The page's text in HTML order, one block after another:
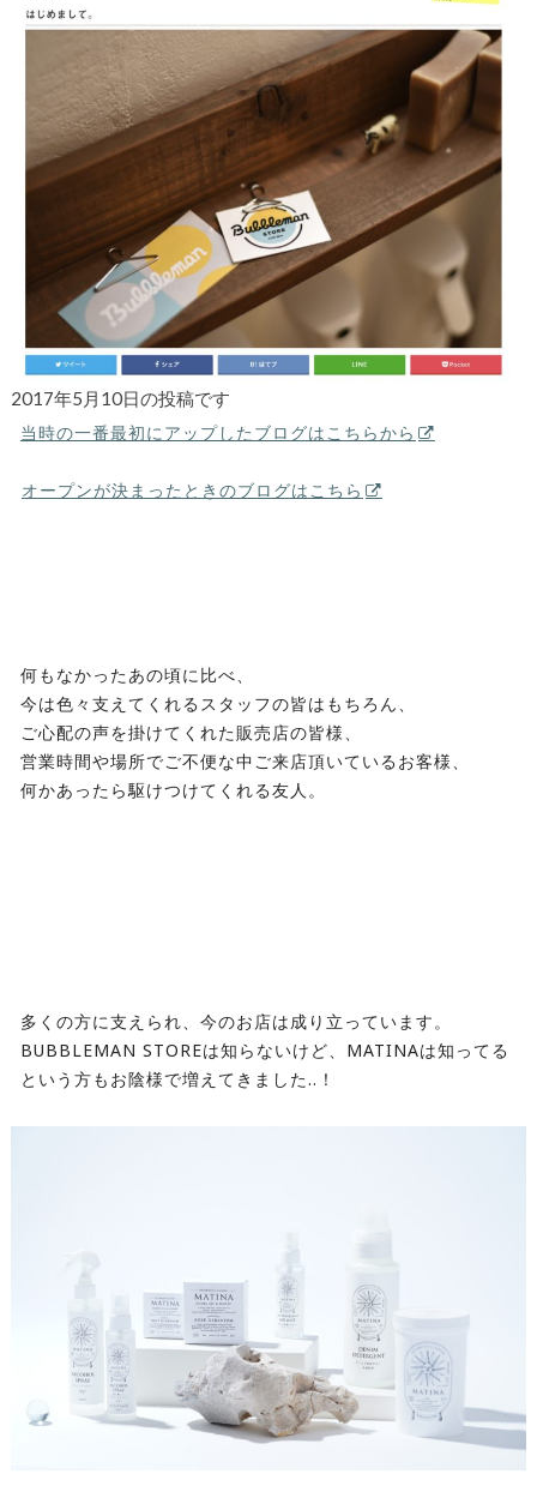
2017年5月10日の投稿です
当時の一番最初にアップしたブログはこちらから
オープンが決まったときのブログはこちら
何もなかったあの頃に比べ、
今は色々支えてくれるスタッフの皆はもちろん、
ご心配の声を掛けてくれた販売店の皆様、
営業時間や場所でご不便な中ご来店頂いているお客様、
何かあったら駆けつけてくれる友人。
多くの方に支えられ、今のお店は成り立っています。
BUBBLEMAN STOREは知らないけど、MATINAは知ってる
という方もお陰様で増えてきました..！